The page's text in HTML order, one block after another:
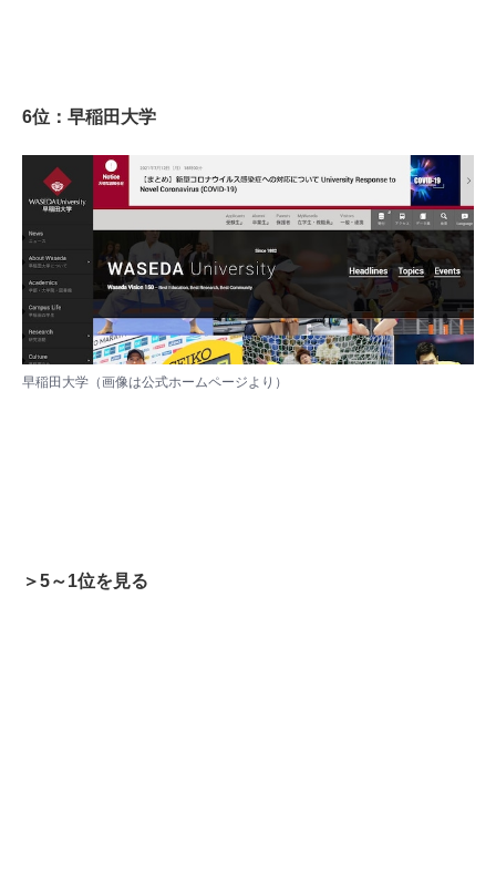
6位：早稲田大学
早稲田大学（画像は公式ホームページより）
＞5～1位を見る